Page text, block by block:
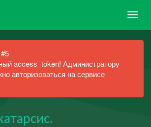
access_token! Администратору
авторизоваться на сервисе